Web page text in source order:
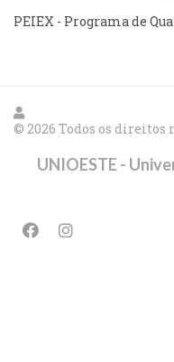
PEIEX - Programa de
© 2026 Todos os direitos
UNIOESTE -